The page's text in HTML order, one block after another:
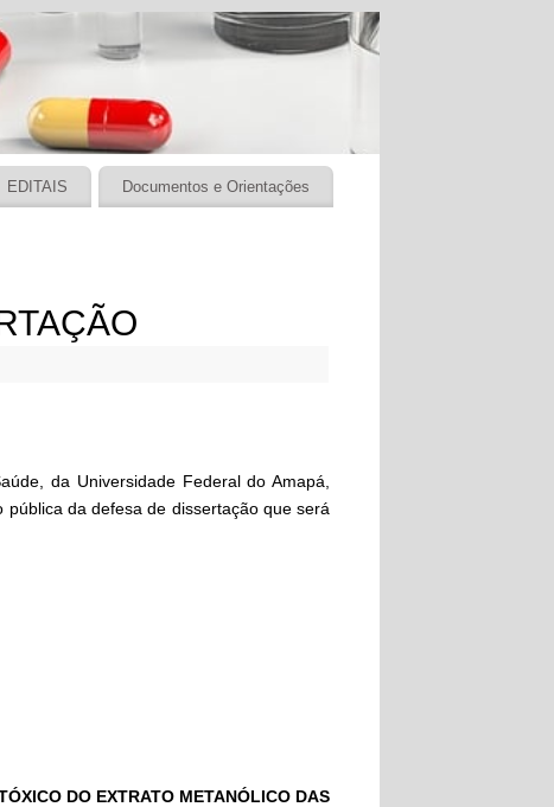
EDITAIS Documentos e Orientações
da Universidade Federal do Amapá,
da defesa de dissertação que será
DO EXTRATO METANÓLICO DAS